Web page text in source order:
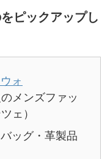
ピックアップし
ォ
メンズファッ
ェ）
バッグ・革製品